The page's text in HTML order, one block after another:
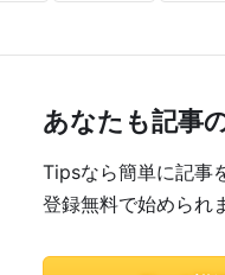
あなたも記事
Tipsなら簡単に記事
登録無料で始められ